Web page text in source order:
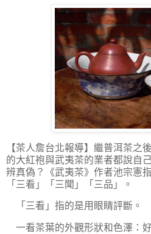
【茶人詹台北報導】 繼普洱茶之
的大紅袍與武夷茶的業者都說自
辨真偽？《武夷茶》作者池宗憲
「三看」「三聞」「三品」。
「三看」指的是用眼睛評斷。
一看茶葉的外觀形狀和色澤：